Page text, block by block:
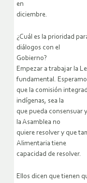
en
diciembre.
¿Cuál es la prioridad
diálogos con el
Gobierno?
Empezar a trabajar la
fundamental.
que la comisión
indígenas, sea la
que pueda consensuar
la Asamblea no
quiere resolver y que
Alimentaria tiene
capacidad de resolver.
Ellos dicen que tienen